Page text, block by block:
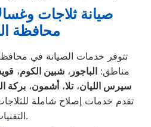
صيانة ثلاجات
محافظة
تتوفر خدمات الصيانة في
مناطق:الباجور ،شبين الكوم،
سيرس الليان،تلا، أشمون، بركة
تقدم خدمات إصلاح شاملة
التقنيات.